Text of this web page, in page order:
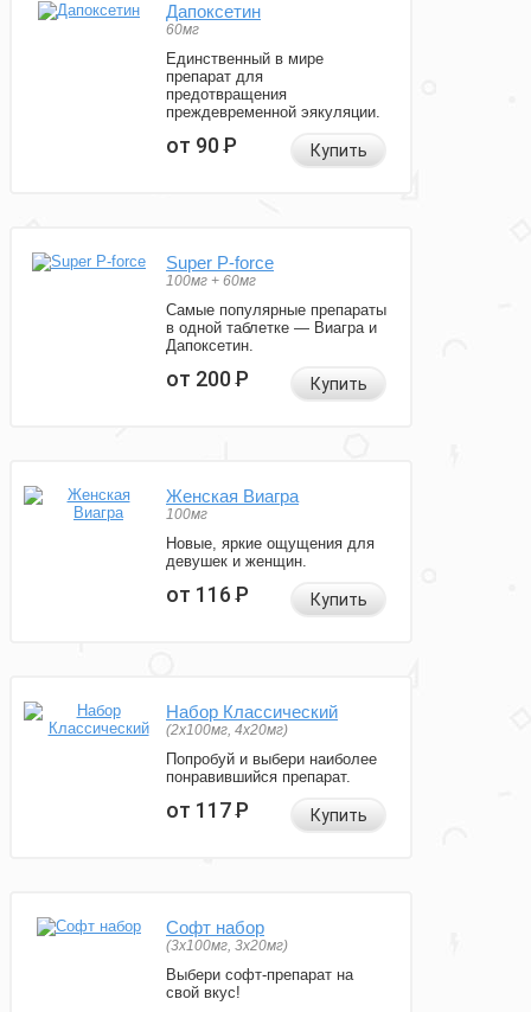
Дапоксетин
60мг
Единственный в мире
препарат для
предотвращения
преждевременной эякуляции.
от 90Р Купить
Super P-force
100мг + 60мг
Самые популярные препараты
в одной таблетке — Виагра и
Дапоксетин.
от 200Р Купить
Женская Виагра
100мг
Новые, яркие ощущения для
девушек и женщин.
от 116Р Купить
Набор Классический
(2x100мг, 4x20мг)
Попробуй и выбери наиболее
понравившийся препарат.
от 117Р Купить
Софт набор
(3x100мг, 3x20мг)
Выбери софт-препарат на
свой вкус!